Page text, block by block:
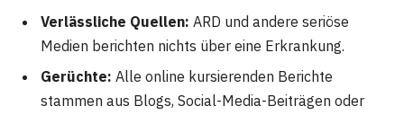
Verlässliche Quellen: ARD und andere seriöse
Medien berichten nichts über eine Erkrankung.
Gerüchte: Alle online kursierenden Berichte
stammen aus Blogs, Social-Media-Beiträgen oder